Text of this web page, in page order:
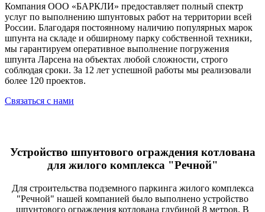
Компания ООО «БАРКЛИ» предоставляет полный спектр
услуг по выполнению шпунтовых работ на территории всей
России. Благодаря постоянному наличию популярных марок
шпунта на складе и обширному парку собственной техники,
мы гарантируем оперативное выполнение погружения
шпунта Ларсена на объектах любой сложности, строго
соблюдая сроки. За 12 лет успешной работы мы реализовали
более 120 проектов.
Связаться с нами
Устройство шпунтового ограждения котлована
для жилого комплекса "Речной"
Для строительства подземного паркинга жилого комплекса
"Речной" нашей компанией было выполнено устройство
шпунтового ограждения котлована глубиной 8 метров. В